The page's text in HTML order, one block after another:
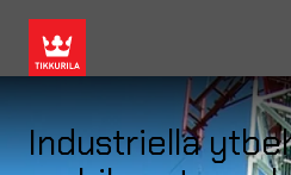
Industriella